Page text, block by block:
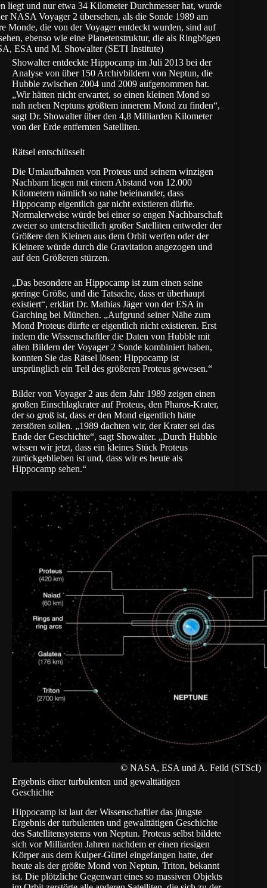
liegt und nur etwa 34 Kilometer Durchmesser hat, wurde
NASA Voyager 2 übersehen, als die Sonde 1989 am
Monde, die von der Voyager entdeckt wurden, sind auf
ebenso wie eine Planetenstruktur, die als Ringbögen
ESA und M. Showalter (SETI Institute)
Showalter entdeckte Hippocamp im Juli 2013 bei der
Analyse von über 150 Archivbildern von Neptun, die
Hubble zwischen 2004 und 2009 aufgenommen hat.
„Wir hätten nicht erwartet, so einen kleinen Mond so
nah neben Neptuns größtem innerem Mond zu finden“,
sagt Dr. Showalter über den 4,8 Milliarden Kilometer
von der Erde entfernten Satelliten.
Rätsel entschlüsselt
Die Umlaufbahnen von Proteus und seinem winzigen
Nachbarn liegen mit einem Abstand von 12.000
Kilometern nämlich so nahe beieinander, dass
Hippocamp eigentlich gar nicht existieren dürfte.
Normalerweise würde bei einer so engen Nachbarschaft
zweier so unterschiedlich großer Satelliten entweder der
Größere den Kleinen aus dem Orbit werfen oder der
Kleinere würde durch die Gravitation angezogen und
auf den Größeren stürzen.
„Das besondere an Hippocamp ist zum einen seine
geringe Größe, und die Tatsache, dass er überhaupt
existiert“, erklärt Dr. Mathias Jäger von der ESA in
Garching bei München. „Aufgrund seiner Nähe zum
Mond Proteus dürfte er eigentlich nicht existieren. Erst
indem die Wissenschaftler die Daten von Hubble mit
alten Bildern der Voyager 2 Sonde kombiniert haben,
konnten Sie das Rätsel lösen: Hippocamp ist
ursprünglich ein Teil des größeren Proteus gewesen.“
Bilder von Voyager 2 aus dem Jahr 1989 zeigen einen
großen Einschlagkrater auf Proteus, den Pharos-Krater,
der so groß ist, dass er den Mond eigentlich hätte
zerstören sollen. „1989 dachten wir, der Krater sei das
Ende der Geschichte“, sagt Showalter. „Durch Hubble
wissen wir jetzt, dass ein kleines Stück Proteus
zurückgeblieben ist und, dass wir es heute als
Hippocamp sehen.“
© NASA, ESA und A. Feild (STScI)
Ergebnis einer turbulenten und gewalttätigen
Geschichte
Hippocamp ist laut der Wissenschaftler das jüngste
Ergebnis der turbulenten und gewalttätigen Geschichte
des Satellitensystems von Neptun. Proteus selbst bildete
sich vor Milliarden Jahren nachdem er einen riesigen
Körper aus dem Kuiper-Gürtel eingefangen hatte, der
heute als der größte Mond von Neptun, Triton, bekannt
ist. Die plötzliche Gegenwart eines so massiven Objekts